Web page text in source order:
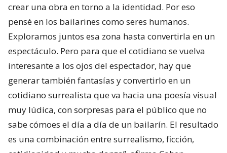
crear una obra en torno a la identidad. Por eso
pensé en los bailarines como seres humanos.
Exploramos juntos esa zona hasta convertirla en un
espectáculo. Pero para que el cotidiano se vuelva
interesante a los ojos del espectador, hay que
generar también fantasías y convertirlo en un
cotidiano surrealista que va hacia una poesía visual
muy lúdica, con sorpresas para el público que no
sabe cómoes el día a día de un bailarín. El resultado
es una combinación entre surrealismo, ficción,